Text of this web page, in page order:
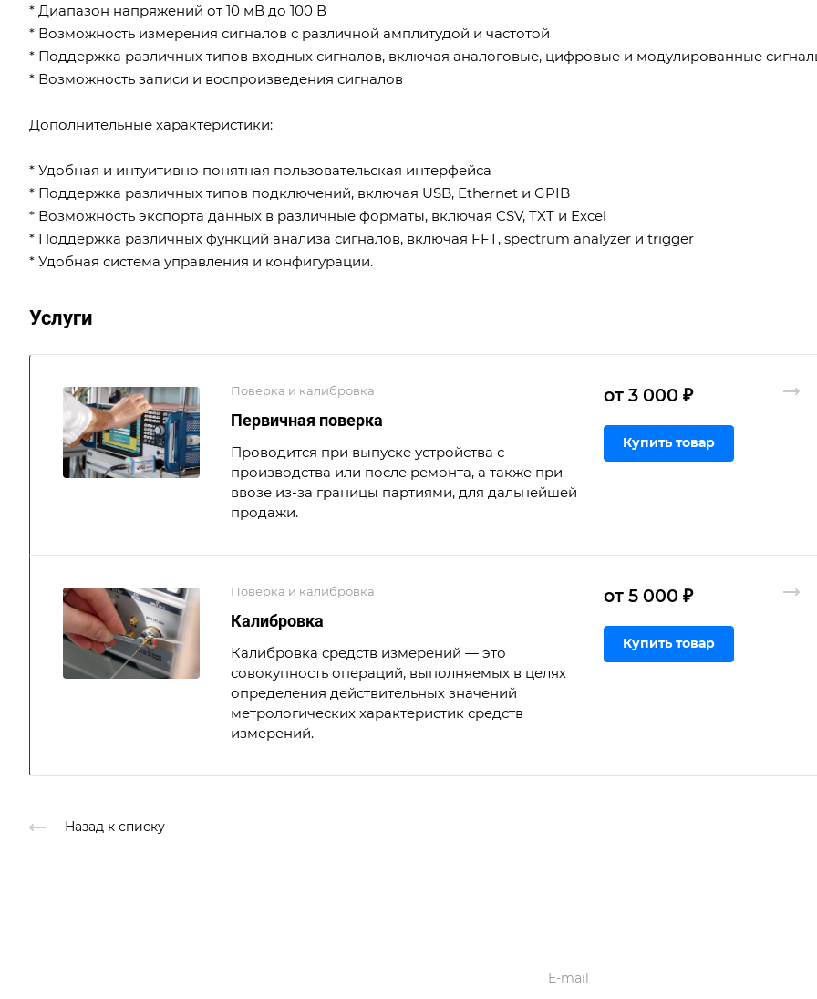
* Диапазон напряжений от 10 мВ до 100 В
* Возможность измерения сигналов с различной амплитудой и частотой
* Поддержка различных типов входных сигналов, включая аналоговые, цифровые и модулированные
* Возможность записи и воспроизведения сигналов
Дополнительные характеристики:
* Удобная и интуитивно понятная пользовательская интерфейса
* Поддержка различных типов подключений, включая USB, Ethernet и GPIB
* Возможность экспорта данных в различные форматы, включая CSV, TXT и Excel
* Поддержка различных функций анализа сигналов, включая FFT, spectrum analyzer и trigger
* Удобная система управления и конфигурации.
Услуги
Поверка и калибровка
Первичная поверка
Проводится при выпуске устройства с
производства или после ремонта, а также при
ввозе из-за границы партиями, для дальнейшей
продажи.
от 3 000 ₽
Купить товар
Поверка и калибровка
Калибровка
Калибровка средств измерений — это
совокупность операций, выполняемых в целях
определения действительных значений
метрологических характеристик средств
измерений.
от 5 000 ₽
Купить товар
Назад к списку